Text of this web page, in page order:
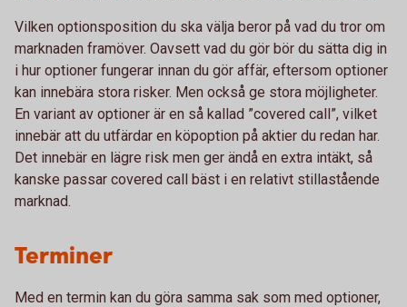
Vilken optionsposition du ska välja beror på vad du tror om
marknaden framöver. Oavsett vad du gör bör du sätta dig in
i hur optioner fungerar innan du gör affär, eftersom optioner
kan innebära stora risker. Men också ge stora möjligheter.
En variant av optioner är en så kallad ”covered call”, vilket
innebär att du utfärdar en köpoption på aktier du redan har.
Det innebär en lägre risk men ger ändå en extra intäkt, så
kanske passar covered call bäst i en relativt stillastående
marknad.
Terminer
Med en termin kan du göra samma sak som med optioner,